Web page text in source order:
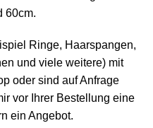
60cm.
Ringe, Haarspangen,
und viele weitere) mit
oder sind auf Anfrage
vor Ihrer Bestellung eine
ein Angebot.